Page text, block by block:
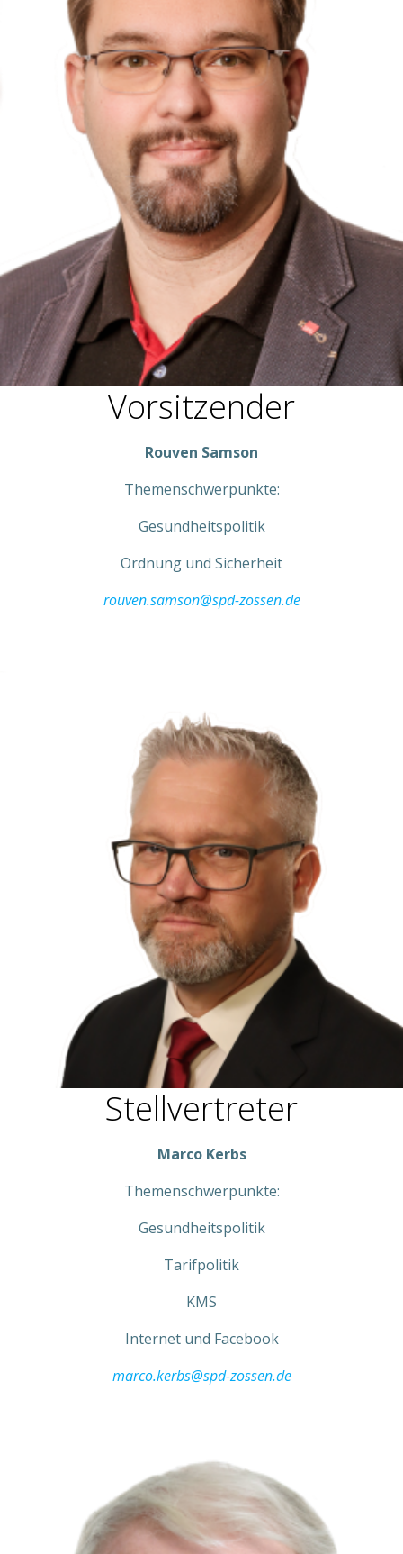
Vorsitzender
Rouven Samson
Themenschwerpunkte:
Gesundheitspolitik
Ordnung und Sicherheit
rouven.samson@spd-zossen.de
Stellvertreter
Marco Kerbs
Themenschwerpunkte:
Gesundheitspolitik
Tarifpolitik
KMS
Internet und Facebook
marco.kerbs@spd-zossen.de